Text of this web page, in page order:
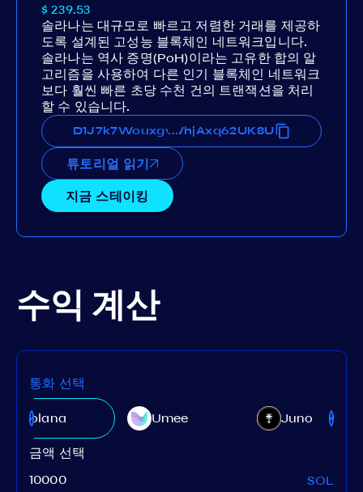
$ 239.53
솔라나는 대규모로 빠르고 저렴한 거래를 제공하
도록 설계된 고성능 블록체인 네트워크입니다.
솔라나는 역사 증명(PoH)이라는 고유한 합의 알
고리즘을 사용하여 다른 인기 블록체인 네트워크
보다 훨씬 빠른 초당 수천 건의 트랜잭션을 처리
할 수 있습니다.
...
튜토리얼 읽기
지금 스테이킹
수익 계산
통화 선택
Solana Umee Juno
금액 선택
SOL